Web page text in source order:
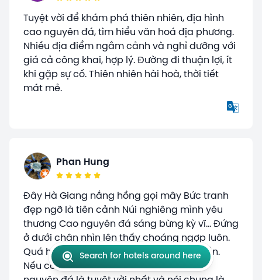
Tuyệt vời để khám phá thiên nhiên, địa hình
cao nguyên đá, tìm hiểu văn hoá địa phương.
Nhiều địa điểm ngắm cảnh và nghỉ dưỡng với
giá cả công khai, hợp lý. Đường đi thuận lợi, ít
khi gặp sự cố. Thiên nhiên hài hoà, thời tiết
mát mẻ.
Phan Hung
Đây Hà Giang nắng hồng gọi mây Bức tranh
đẹp ngỡ là tiên cảnh Núi nghiêng mình yêu
thương Cao nguyên đá sáng bừng kỳ vĩ... Đứng
ở dưới chân nhìn lên thấy choáng ngợp luôn.
Quá hùng vĩ, đáng để khám phá nhiều lần.
Nếu có thời gian thì nên đi sâu vào cao
Search for hotels around here